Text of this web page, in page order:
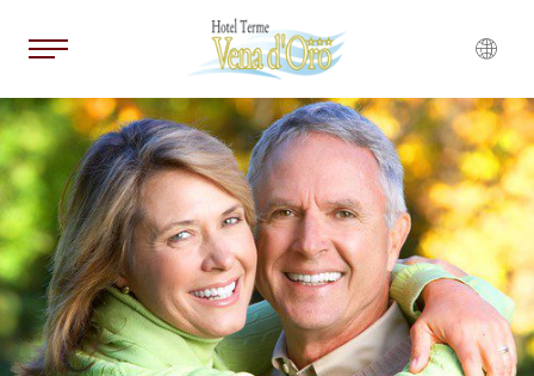
ENGLISH
FRANÇAIS
DEUTSCH